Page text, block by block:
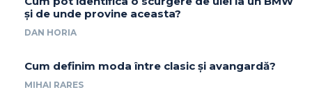
și de unde provine aceasta?
DAN HORIA
Cum definim moda între clasic și avangardă?
MIHAI RARES